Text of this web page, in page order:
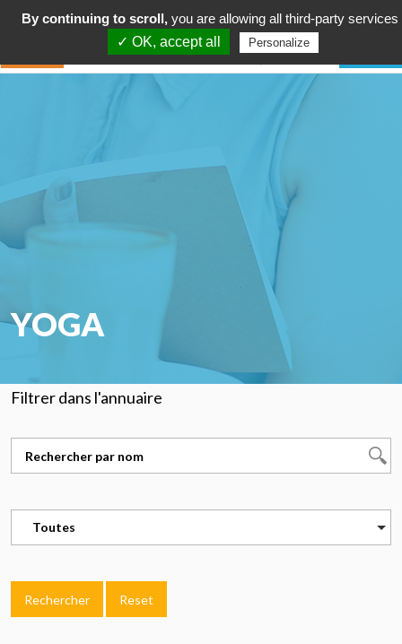
YOGA
Filtrer dans l'annuaire
Toutes
Rechercher Reset
By continuing to scroll, you are allowing all third-party services
✓ OK, accept all
Personalize